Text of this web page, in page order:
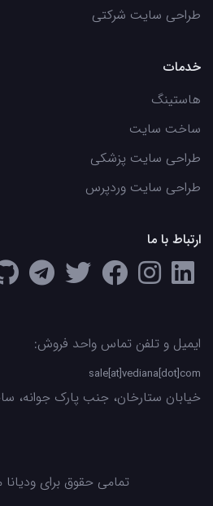
طراحی سایت شرکتی
خدمات
هاستینگ
ساخت سایت
طراحی سایت پزشکی
طراحی سایت وردپرس
ارتباط با ما
ایمیل و تلفن تماس واحد فروش:
sale[at]vediana[dot]com
خیابان ستارخان، جنب پارک جوانه،
تمامی حقوق برای